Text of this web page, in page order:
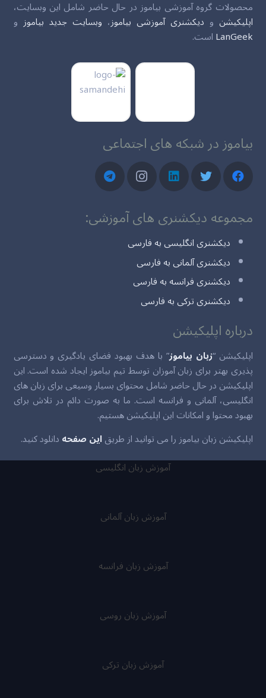
محصولات گروه آموزشی بیاموز در حال حاضر شامل این وبسایت،
اپلیکیشن و دیکشنری آموزشی بیاموز، وبسایت جدید بیاموز و
LanGeekاست.
بیاموز در شبکه های اجتماعی
مجموعه دیکشنری های آموزشی:
دیکشنری انگلیسی به فارسی
دیکشنری آلمانی به فارسی
دیکشنری فرانسه به فارسی
دیکشنری ترکی به فارسی
درباره اپلیکیشن
اپلیکیشن “زبان بیاموز” با هدف بهبود فضای یادگیری و دسترسی
پذیری بهتر برای زبان آموزان توسط تیم بیاموز ایجاد شده است. این
اپلیکیشن در حال حاضر شامل محتوای بسیار وسیعی برای زبان های
انگلیسی، آلمانی و فرانسه است. ما به صورت دائم در تلاش برای
بهبود محتوا و امکانات این اپلیکیشن هستیم.
اپلیکیشن زبان بیاموز را می توانید از طریقاین صفحهدانلود کنید.
آموزش زبان انگلیسی
آموزش زبان آلمانی
آموزش زبان فرانسه
آموزش زبان روسی
آموزش زبان ترکی